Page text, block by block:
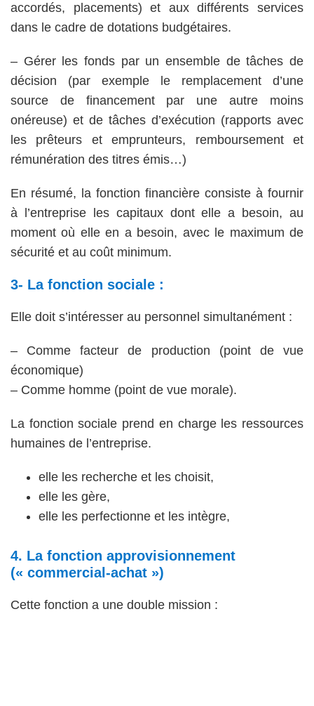
accordés, placements) et aux différents services
dans le cadre de dotations budgétaires.
– Gérer les fonds par un ensemble de tâches de
décision (par exemple le remplacement d’une
source de financement par une autre moins
onéreuse) et de tâches d’exécution (rapports avec
les prêteurs et emprunteurs, remboursement et
rémunération des titres émis…)
En résumé, la fonction financière consiste à fournir
à l’entreprise les capitaux dont elle a besoin, au
moment où elle en a besoin, avec le maximum de
sécurité et au coût minimum.
3- La fonction sociale :
Elle doit s’intéresser au personnel simultanément :
– Comme facteur de production (point de vue
économique)
– Comme homme (point de vue morale).
La fonction sociale prend en charge les ressources
humaines de l’entreprise.
elle les recherche et les choisit,
elle les gère,
elle les perfectionne et les intègre,
4. La fonction approvisionnement
(« commercial-achat »)
Cette fonction a une double mission :